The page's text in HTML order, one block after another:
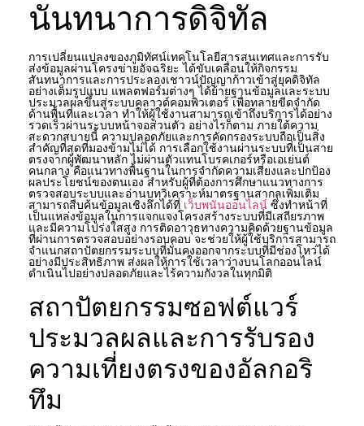
นันทนาการดิจิทัล
การเปลี่ยนแปลงของภูมิทัศน์เทคโนโลยีสารสนเทศและการรับ
ส่งข้อมูลผ่านโครงข่ายอัจฉริยะ ได้ขับเคลื่อนให้กิจกรรม
สันทนาการและการประลองเชาวน์ปัญญาก้าวเข้าสู่ยุคดิจิทัล
อย่างเต็มรูปแบบ แพลตฟอร์มต่างๆ ได้ย้ายฐานข้อมูลและระบบ
ประมวลผลขึ้นสู่ระบบคลาวด์คอมพิวเตอร์ เพื่อทลายขีดจำกัด
ด้านพื้นที่และเวลา ทำให้ผู้ใช้งานสามารถเข้าถึงบริการได้อย่าง
รวดเร็วผ่านระบบหน้าจอส่วนตัว อย่างไรก็ตาม ภายใต้ความ
สะดวกสบายนี้ ความปลอดภัยและการคัดกรองระบบถือเป็นสิ่ง
สำคัญที่สุดที่มองข้ามไม่ได้ การเลือกใช้งานผ่านระบบที่เป็นสาย
ตรงจากผู้พัฒนาหลัก ไม่ผ่านตัวแทนโบรคเกอร์หรือเอเย่นต์
คนกลาง คือแนวทางพื้นฐานในการจำกัดความเสี่ยงและปกป้อง
ผลประโยชน์ของตนเอง สำหรับผู้ที่ต้องการศึกษาแนวทางการ
ตรวจสอบระบบและอ่านบทวิเคราะห์มาตรฐานสากลเพิ่มเติม
สามารถสืบค้นข้อมูลเชิงลึกได้ที่ เว็บพนันออนไลน์ ซึ่งทำหน้าที่
เป็นแหล่งข้อมูลในการแจกแจงโครงสร้างระบบที่มีเสถียรภาพ
และมีความโปร่งใสสูง การติดอาวุธทางความคิดด้วยฐานข้อมูล
ที่ผ่านการตรวจสอบอย่างรอบคอบ จะช่วยให้ผู้ใช้บริการสามารถ
จำแนกสถาปัตยกรรมระบบที่มั่นคงออกจากระบบที่มีช่องโหว่ได้
อย่างมีประสิทธิภาพ ส่งผลให้การใช้เวลาว่างบนโลกออนไลน์
ดำเนินไปอย่างปลอดภัยและไร้ความกังวลในทุกมิติ
สถาปัตยกรรมซอฟต์แวร์
ประมวลผลและการรับรอง
ความเที่ยงตรงของอัลกอริ
ทึม